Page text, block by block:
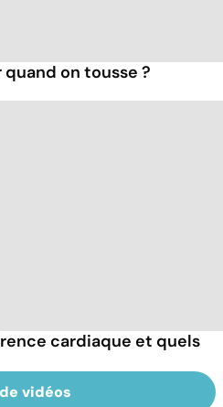
on tousse ?
cardiaque et quels
vidéos